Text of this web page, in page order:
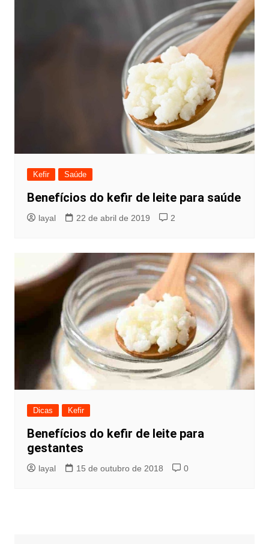
Kefir Saúde
Benefícios do kefir de leite para saúde
layal 22 de abril de 2019 2
Dicas Kefir
Benefícios do kefir de leite para
gestantes
layal 15 de outubro de 2018 0